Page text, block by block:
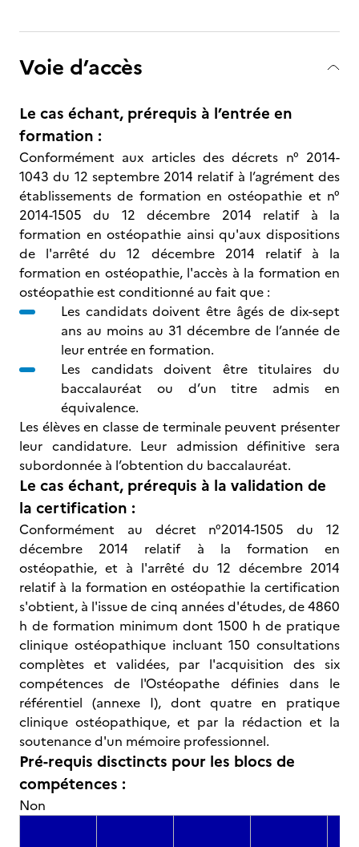
Voie d’accès
Le cas échant, prérequis à l’entrée en
formation :
Conformément aux articles des décrets n° 2014-
1043 du 12 septembre 2014 relatif à l’agrément des
établissements de formation en ostéopathie et n°
2014-1505 du 12 décembre 2014 relatif à la
formation en ostéopathie ainsi qu'aux dispositions
de l'arrêté du 12 décembre 2014 relatif à la
formation en ostéopathie, l'accès à la formation en
ostéopathie est conditionné au fait que :
Les candidats doivent être âgés de dix-sept
ans au moins au 31 décembre de l’année de
leur entrée en formation.
Les candidats doivent être titulaires du
baccalauréat ou d’un titre admis en
équivalence.
Les élèves en classe de terminale peuvent présenter
leur candidature. Leur admission définitive sera
subordonnée à l’obtention du baccalauréat.
Le cas échant, prérequis à la validation de
la certification :
Conformément au décret n°2014-1505 du 12
décembre 2014 relatif à la formation en
ostéopathie, et à l'arrêté du 12 décembre 2014
relatif à la formation en ostéopathie la certification
s'obtient, à l'issue de cinq années d'études, de 4860
h de formation minimum dont 1500 h de pratique
clinique ostéopathique incluant 150 consultations
complètes et validées, par l'acquisition des six
compétences de l'Ostéopathe définies dans le
référentiel (annexe I), dont quatre en pratique
clinique ostéopathique, et par la rédaction et la
soutenance d'un mémoire professionnel.
Pré-requis disctincts pour les blocs de
compétences :
Non